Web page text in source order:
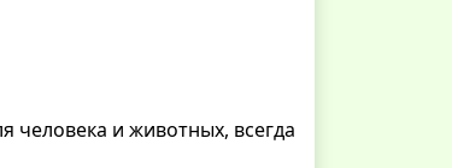
и животных, всегда